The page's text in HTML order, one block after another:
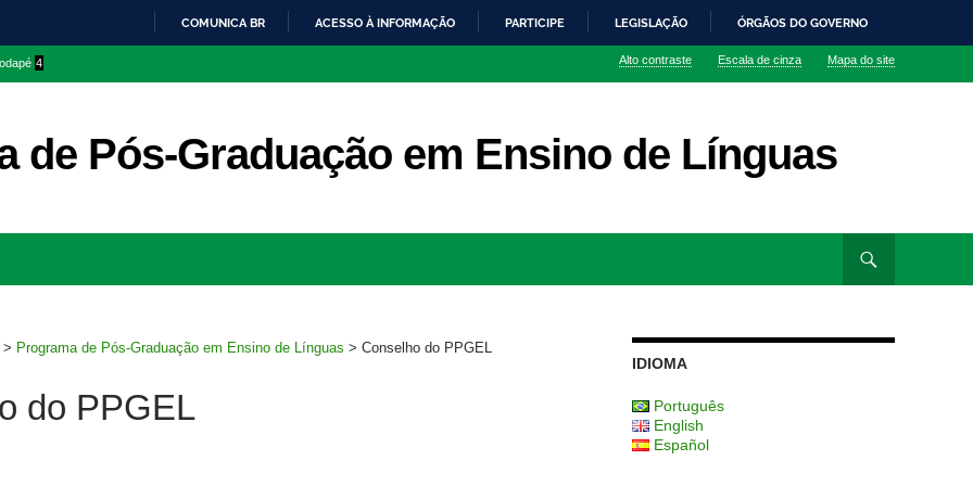
O
COMUNICA BR ACESSO À INFORMAÇÃO PARTICIPE LEGISLAÇÃO ÓRGÃOS DO GOVERNO
4 Alto contraste Escala de cinza Mapa do site
de Pós-Graduação em Ensino de Línguas
> Programa de Pós-Graduação em Ensino de Línguas > Conselho do PPGEL
do PPGEL
IDIOMA
Português
English
Español